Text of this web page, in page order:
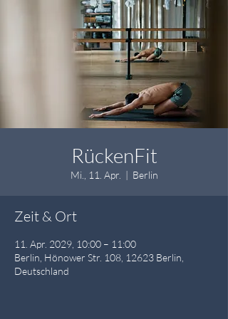
RückenFit
Mi., 11. Apr.
  |
Berlin
Zeit & Ort
11. Apr. 2029, 10:00 – 11:00
Berlin, Hönower Str. 108, 12623 Berlin,
Deutschland